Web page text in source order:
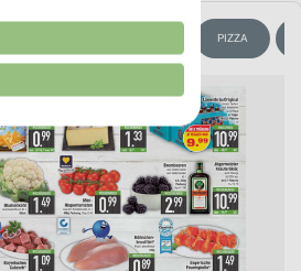
PIZZA